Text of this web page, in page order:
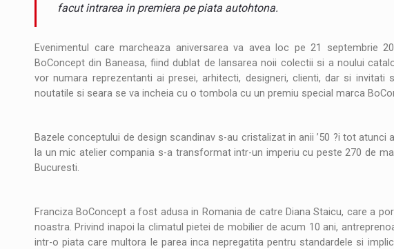
PUTTING ROMANIAN CORPORATE COMPANIES ON THE
INTERVIURI OUR EDGE WILL COME FROM BEING THE MOST DIGITALIZED
INTERVIURI COFFEE IS OUR LOVE LANGUAGE
STIRI RANGE ROVER DEZVALUIE AL CINCILEA MEMBRU AL
STIRI JAECOO 5 SHS-H a ajuns in Romania
STIRI Orange Cybersecure – noua solutie de securitate cibernetica
facut intrarea in premiera pe piata autohtona.
Evenimentul care marcheaza aniversarea va avea loc pe 21 septembrie
BoConcept din Baneasa, fiind dublat de lansarea noii colectii si a noului
vor numara reprezentanti ai presei, arhitecti, designeri, clienti, dar si invitati
noutatile si seara se va incheia cu o tombola cu un premiu special marca
Bazele conceptului de design scandinav s-au cristalizat in anii ’50 ?i tot atunci
la un mic atelier compania s-a transformat intr-un imperiu cu peste 270 de
Bucuresti.
Franciza BoConcept a fost adusa in Romania de catre Diana Staicu, care a
noastra. Privind inapoi la climatul pietei de mobilier de acum 10 ani,
intr-o piata care multora le parea inca nepregatita pentru standardele si